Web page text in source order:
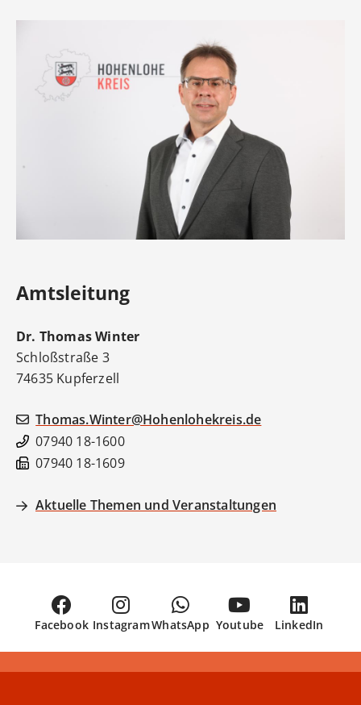
Amtsleitung
Dr. ThomasWinter
Schloßstraße 3
74635 Kupferzell
Thomas.Winter@Hohenlohekreis.de
07940 18-1600
07940 18-1609
Aktuelle Themen und Veranstaltungen
Facebook InstagramWhatsApp Youtube LinkedIn